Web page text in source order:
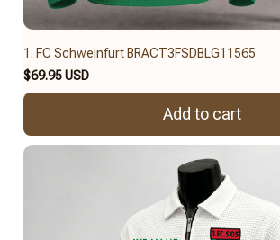
1. FC Schweinfurt BRACT3FSDBLG11565
$69.95 USD
Add to cart